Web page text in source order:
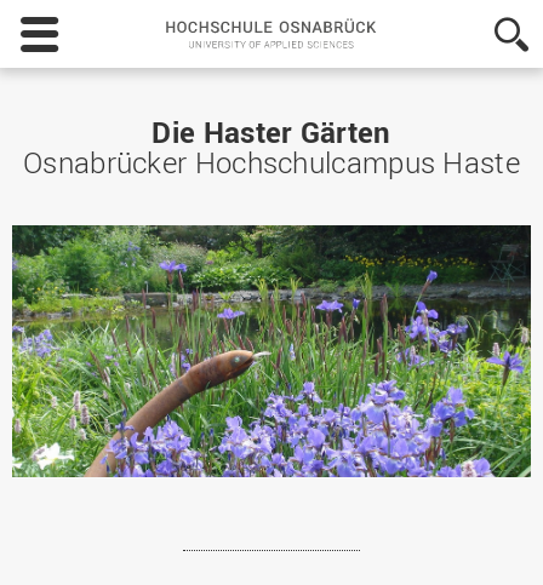
Hochschule
Osnabrück
-
Sciences
Die Haster Gärten
Osnabrücker Hochschulcampus Haste